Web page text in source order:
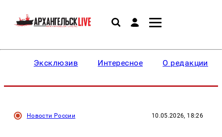
Эксклюзив Интересное О редакции
Новости России 10.05.2026, 18:26